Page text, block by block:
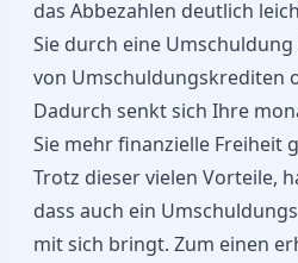
das Abbezahlen deutlich
Sie durch eine
von Umschuldungskrediten
Dadurch senkt sich Ihre
Sie mehr finanzielle Freiheit
Trotz dieser vielen Vorteile,
dass auch ein
mit sich bringt. Zum einen